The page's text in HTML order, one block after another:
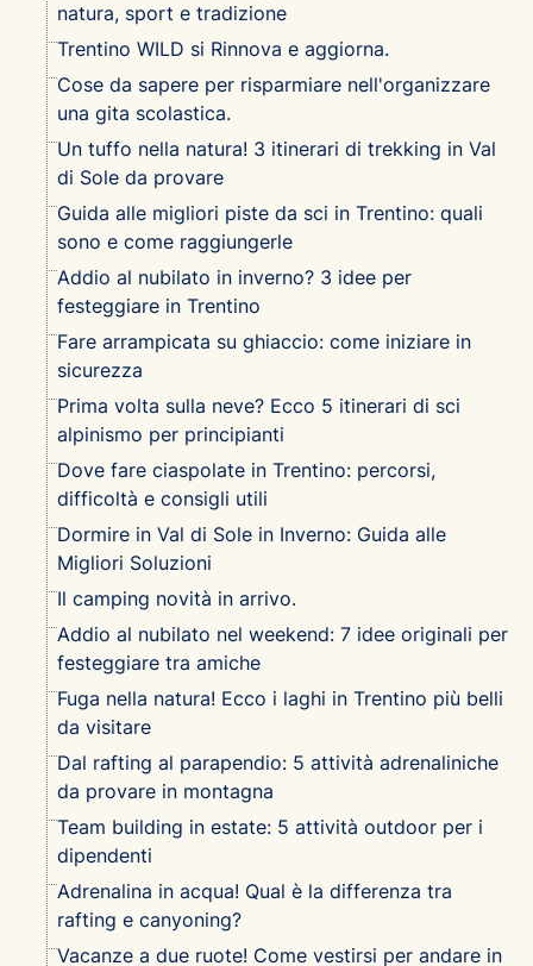
natura, sport e tradizione
Trentino WILD si Rinnova e aggiorna.
Cose da sapere per risparmiare nell'organizzare
una gita scolastica.
Un tuffo nella natura! 3 itinerari di trekking in Val
di Sole da provare
Guida alle migliori piste da sci in Trentino: quali
sono e come raggiungerle
Addio al nubilato in inverno? 3 idee per
festeggiare in Trentino
Fare arrampicata su ghiaccio: come iniziare in
sicurezza
Prima volta sulla neve? Ecco 5 itinerari di sci
alpinismo per principianti
Dove fare ciaspolate in Trentino: percorsi,
difficoltà e consigli utili
Dormire in Val di Sole in Inverno: Guida alle
Migliori Soluzioni
Il camping novità in arrivo.
Addio al nubilato nel weekend: 7 idee originali per
festeggiare tra amiche
Fuga nella natura! Ecco i laghi in Trentino più belli
da visitare
Dal rafting al parapendio: 5 attività adrenaliniche
da provare in montagna
Team building in estate: 5 attività outdoor per i
dipendenti
Adrenalina in acqua! Qual è la differenza tra
rafting e canyoning?
Vacanze a due ruote! Come vestirsi per andare in